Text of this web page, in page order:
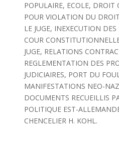
POPULAIRE, ECOLE, DROIT
POUR VIOLATION DU
LE JUGE, INEXECUTION
COUR
JUGE, RELATIONS
REGLEMENTATION DES
JUDICIAIRES, PORT DU
MANIFESTATIONS NEO-
DOCUMENTS RECUEILLIS
POLITIQUE EST-
CHENCELIER H. KOHL.